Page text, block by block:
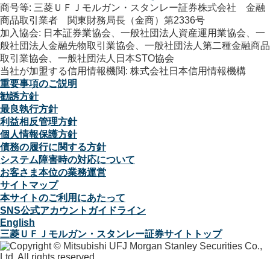
商号等: 三菱ＵＦＪモルガン・スタンレー証券株式会社 金融
商品取引業者 関東財務局長（金商）第2336号
加入協会: 日本証券業協会、一般社団法人資産運用業協会、一
般社団法人金融先物取引業協会、一般社団法人第二種金融商品
取引業協会、一般社団法人日本STO協会
当社が加盟する信用情報機関: 株式会社日本信用情報機構
重要事項のご説明
勧誘方針
最良執行方針
利益相反管理方針
個人情報保護方針
債務の履行に関する方針
システム障害時の対応について
お客さま本位の業務運営
サイトマップ
本サイトのご利用にあたって
SNS公式アカウントガイドライン
English
三菱ＵＦＪモルガン・スタンレー証券サイトトップ